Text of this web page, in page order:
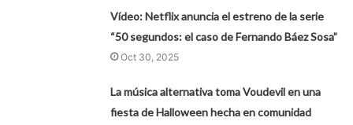
Vídeo: Netflix anuncia el estreno de la serie
“50 segundos: el caso de Fernando Báez Sosa”
Oct 30, 2025
La música alternativa toma Voudevil en una
fiesta de Halloween hecha en comunidad